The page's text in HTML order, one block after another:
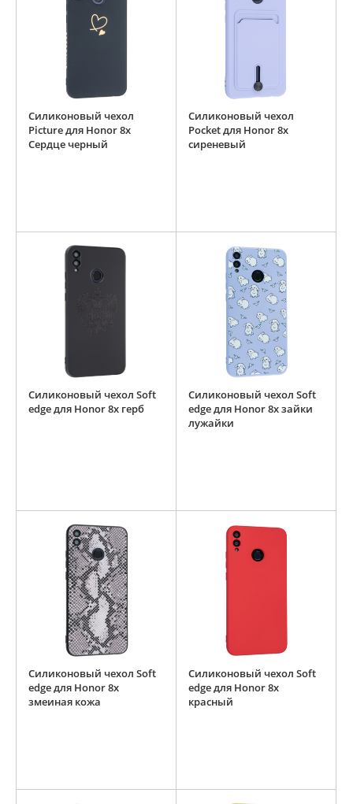
Силиконовый чехол
Picture для Honor 8x
Сердце черный
Силиконовый чехол
Pocket для Honor 8x
сиреневый
Силиконовый чехол Soft
edge для Honor 8x герб
Силиконовый чехол Soft
edge для Honor 8x зайки
лужайки
Силиконовый чехол Soft
edge для Honor 8x
змеиная кожа
Силиконовый чехол Soft
edge для Honor 8x
красный